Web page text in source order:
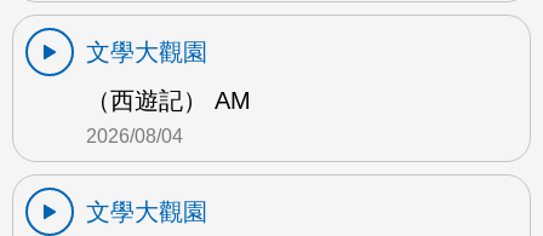
文學大觀園
（西遊記） AM
2026/08/04
文學大觀園